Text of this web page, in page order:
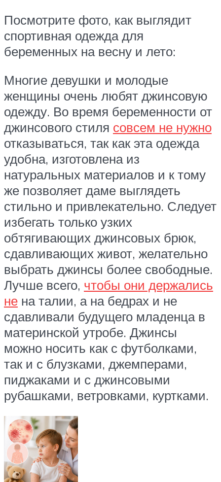
Посмотрите фото, как выглядит
спортивная одежда для
беременных на весну и лето:
Многие девушки и молодые
женщины очень любят джинсовую
одежду. Во время беременности от
джинсового стиля совсем не нужно
отказываться, так как эта одежда
удобна, изготовлена из
натуральных материалов и к тому
же позволяет даме выглядеть
стильно и привлекательно. Следует
избегать только узких
обтягивающих джинсовых брюк,
сдавливающих живот, желательно
выбрать джинсы более свободные.
Лучше всего, чтобы они держались
не на талии, а на бедрах и не
сдавливали будущего младенца в
материнской утробе. Джинсы
можно носить как с футболками,
так и с блузками, джемперами,
пиджаками и с джинсовыми
рубашками, ветровками, куртками.